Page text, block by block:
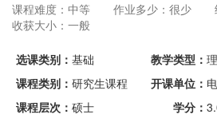
课程难度：中等
作业多少：很少
收获大小：一般
选课类别： 基础 教学类型：
课程类别： 研究生课程 开课单位：
课程层次： 硕士 学分：